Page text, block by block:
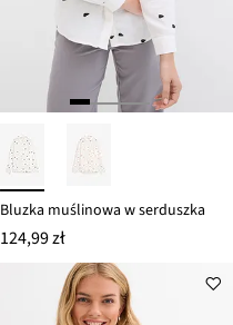
Bluzka muślinowa w serduszka
124,99 zł